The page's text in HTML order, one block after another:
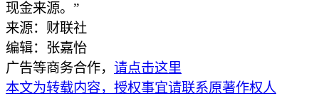
现金来源。”
来源：财联社
编辑：张嘉怡
广告等商务合作， 请点击这里
本文为转载内容，授权事宜请联系原著作权人